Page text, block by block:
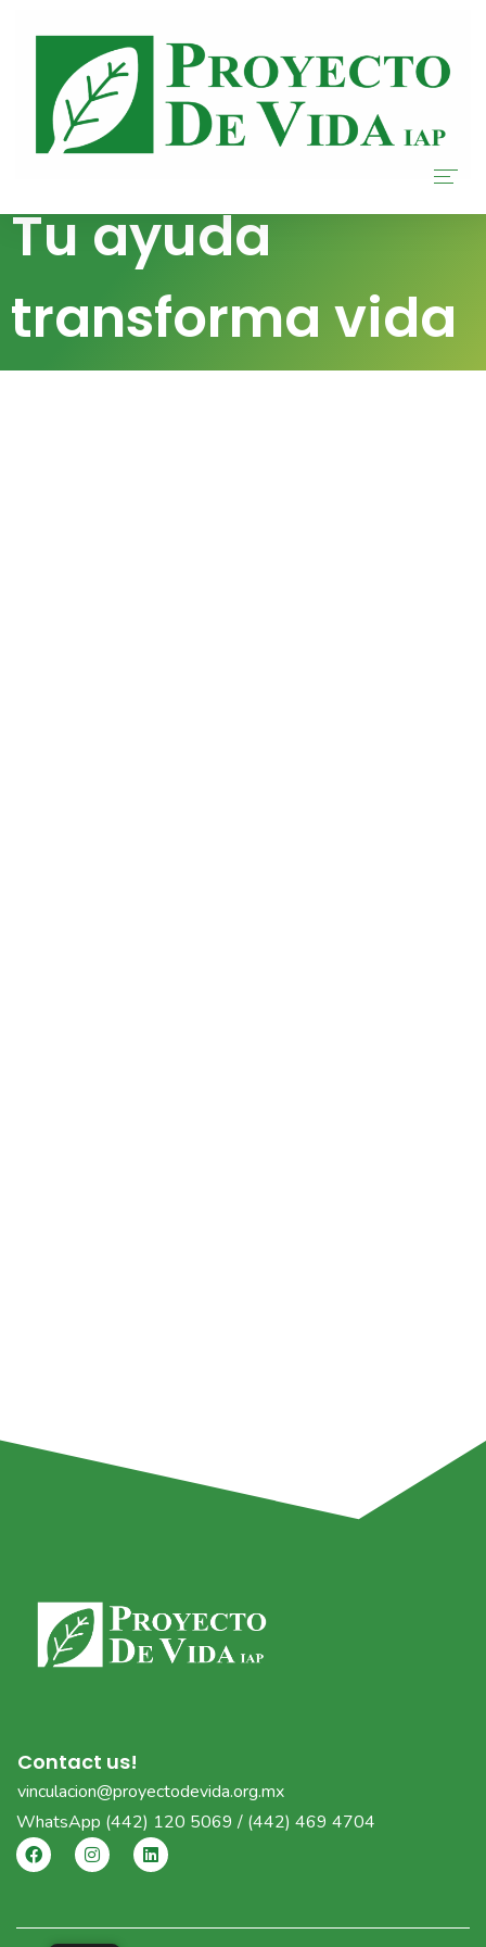
Home
Nosotros
Tu ayuda
transforma vida
Contact us!
vinculacion@proyectodevida.org.mx
WhatsApp (442) 120 5069 / (442) 469 4704